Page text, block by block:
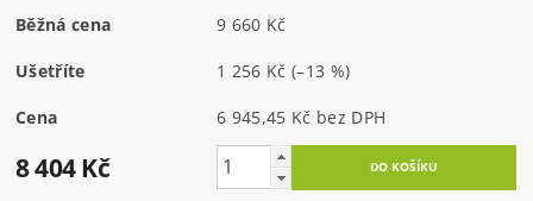
Běžná cena 9 660 Kč
Ušetříte 1 256 Kč (–13 %)
Cena 6 945,45 Kč bez DPH
8 404 Kč